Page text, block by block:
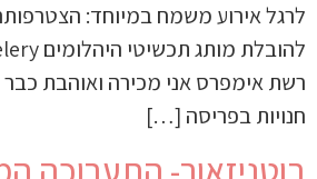
לרגל אירוע משמח במיוחד:
חנויות בפריסה […]